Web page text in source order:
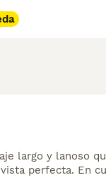
largo y lanoso
perfecta. En